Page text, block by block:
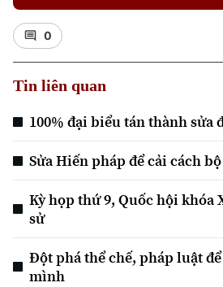
Tòa soạn
0
Tin liên quan
100% đại biểu tán thành sửa
Sửa Hiến pháp để cải cách
Kỳ họp thứ 9, Quốc hội khóa
sử
Đột phá thể chế, pháp luật
mình